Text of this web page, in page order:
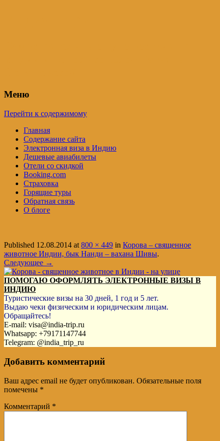
Меню
Перейти к содержимому
Главная
Содержание сайта
Электронная виза в Индию
Дешевые авиабилеты
Отели со скидкой
Booking.com
Страховка
Горящие туры
Обратная связь
О блоге
Published 12.08.2014 at800 × 449 in Корова – священное
животное Индии, бык Нанди – вахана Шивы.
Следующее →
ПОМОГАЮ ОФОРМЛЯТЬ ЭЛЕКТРОННЫЕ ВИЗЫ В
ИНДИЮ
Туристические визы на 30 дней, 1 год и 5 лет.
Выдаю чеки физическим и юридическим лицам.
Обращайтесь!
E-mail: visa@india-trip.ru
Whatsapp: +79171147744
Telegram: @india_trip_ru
Добавить комментарий
Ваш адрес email не будет опубликован. Обязательные поля
помечены *
Комментарий *